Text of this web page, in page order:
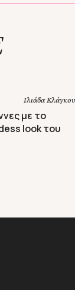
Ιλιάδα Κλάγκου
με το
look του